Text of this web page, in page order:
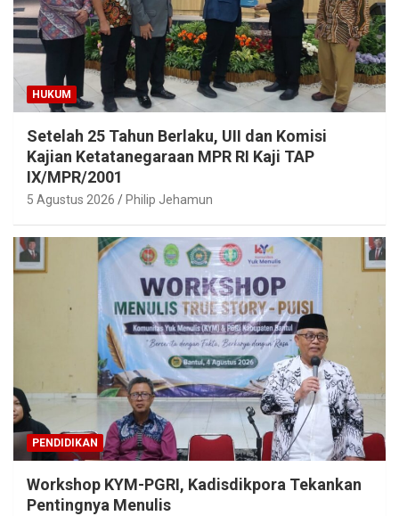
HUKUM
Setelah 25 Tahun Berlaku, UII dan Komisi
Kajian Ketatanegaraan MPR RI Kaji TAP
IX/MPR/2001
5 Agustus 2026 Philip Jehamun
PENDIDIKAN
Workshop KYM-PGRI, Kadisdikpora Tekankan
Pentingnya Menulis